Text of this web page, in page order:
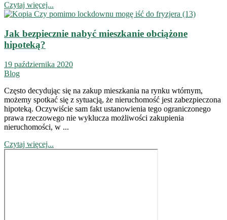
Czytaj więcej...
Jak bezpiecznie nabyć mieszkanie obciążone
hipoteką?
19 października 2020
Blog
Często decydując się na zakup mieszkania na rynku wtórnym,
możemy spotkać się z sytuacją, że nieruchomość jest zabezpieczona
hipoteką. Oczywiście sam fakt ustanowienia tego ograniczonego
prawa rzeczowego nie wyklucza możliwości zakupienia
nieruchomości, w ...
Czytaj więcej...